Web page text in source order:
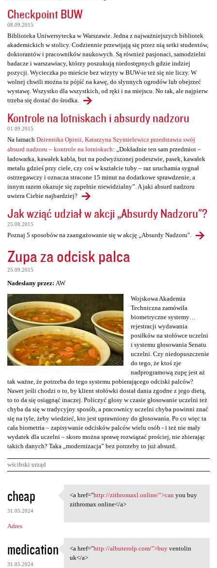
Checkpoint BUW
08.09.2015
Biblioteka Uniwersytecka w Warszawie. Jedna z najważniejszych bibliotek
akademickich w stolicy. Codziennie przewijają się przez nią setki studentów,
doktorantów i pracowników naukowych. Są również pasjonaci, samodzielni
badacze i warszawiacy, którzy poszukują niedostępnych gdzie indziej
pozycji. Wycieczka po mieście bez wizyty w BUW-ie też się nie liczy. W
wolnej chwili można tu pójść na kawę, do słynnych ogrodów lub obejrzeć
wystawę. Wszystko dla wszystkich, od ręki i na miejscu. No tak, ale najpierw
trzeba się dostać do środka.
Kontrole na lotniskach i absurdy nadzoru
01.09.2015
Na łamach Dziennika Opinii, Katarzyna Szymielewicz przedstawia swój
absurd nadzoru – kontrole na lotniskach: „Dokładnie ten sam przedmiot –
ładowarka, kawałek kabla, but na podwyższonej podeszwie, pasek, kawałek
metalu gdzieś przy ciele, czy coś w kształcie tuby – raz uruchamia sygnał
ostrzegawczy i oznacza stracone 15 minut na dodatkowe sprawdzenie, a
innym razem okazuje się zupełnie niewidzialny”. A jaki absurd nadzoru
uwiera Ciebie najbardziej?
Jak wziąć udział w akcji „Absurdy Nadzoru"?
25.08.2015
Poznaj 5 sposobów na zaangażowanie się w akcję „Absurdy Nadzoru".
Zupa za odcisk palca
25.09.2015
Nadesłany przez: AW
Wojskowa Akademia
Techniczna zamówiła
biometryczne systemy…
rejestracji wydawania
posiłków na stołówce uczelni
i systemu głosowania Senatu
uczelni. Czy niedopuszczenie
do tego, że ktoś zje
nadprogramową zupę jest aż
tak ważne, że potrzeba do tego systemu pobierającego odciski palców?
Nawet jeśli chodzi o to, by klient stołówki dostał dania zgodne z jego dietą,
to to da się osiągnąć inaczej. Policzyć głosy w czasie głosowanie uczelni też
chyba da się w tradycyjny sposób, a pracownicy uczelni chyba powinni znać
się na tyle, żeby wiedzieć, kto jest uprawniony do głosowania. Po co więc ta
cała biometria – zapisywanie odcisków palców wielu osób - i też nie mały
wydatek dla uczelni – skoro można sprawę rozwiązać prościej, nie zbierając
takich danych? Taka „modernizacja” bez potrzeby to już absurd.
wścibski urząd
K
o
m
e
n
t
cheap
31.05.2024
Adres
<a href="http://zithromaxl
<a href="http://zithromaxl.online/">can you buy
zithromax online</a>
medication
31.05.2024
<a href="http://albuterolp
<a href="http://albuterolp.com/">buyventolin
uk</a>